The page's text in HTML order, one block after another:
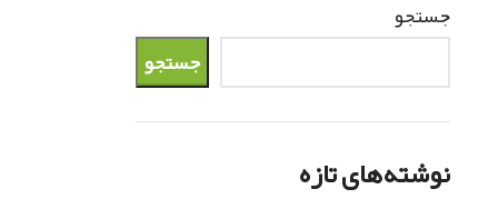
جستجو
جستجو
نوشته‌های تازه